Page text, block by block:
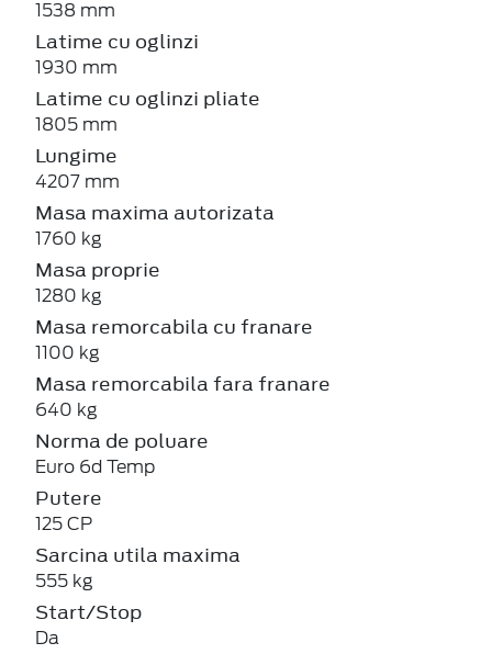
1538 mm
Latime cu oglinzi
1930 mm
Latime cu oglinzi pliate
1805 mm
Lungime
4207 mm
Masa maxima autorizata
1760 kg
Masa proprie
1280 kg
Masa remorcabila cu franare
1100 kg
Masa remorcabila fara franare
640 kg
Norma de poluare
Euro 6d Temp
Putere
125 CP
Sarcina utila maxima
555 kg
Start/Stop
Da